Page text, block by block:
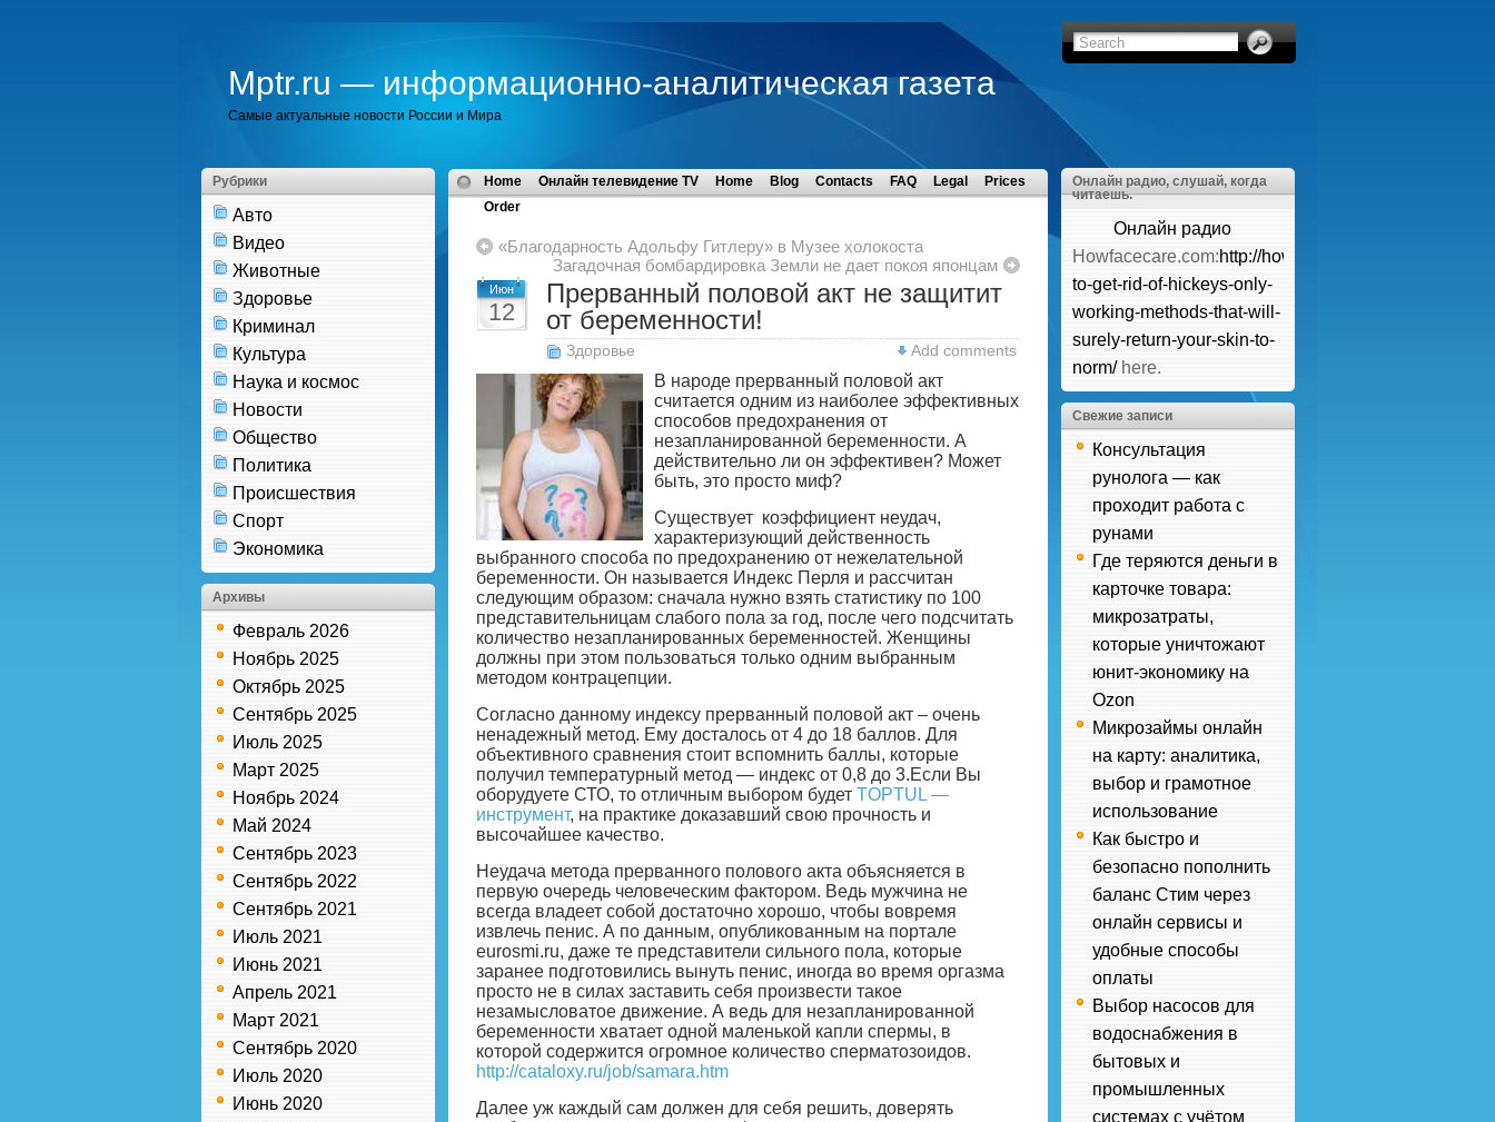
Mptr.ru — информационно-аналитическая газета
Самые актуальные новости России и Мира
Рубрики
Авто
Видео
Животные
Здоровье
Криминал
Культура
Наука и космос
Новости
Общество
Политика
Происшествия
Спорт
Экономика
Архивы
Февраль 2026
Ноябрь 2025
Октябрь 2025
Сентябрь 2025
Июль 2025
Март 2025
Ноябрь 2024
Май 2024
Сентябрь 2023
Сентябрь 2022
Сентябрь 2021
Июль 2021
Июнь 2021
Апрель 2021
Март 2021
Сентябрь 2020
Июль 2020
Июнь 2020
Home Онлайн телевидение TV Home Blog Contacts FAQ Legal
Prices
Order
«Благодарность Адольфу Гитлеру» в Музее холокоста
Загадочная бомбардировка Земли не дает покоя японцам
Июн
12
Прерванный половой акт не защитит
от беременности!
Здоровье Add comments
В народе прерванный половой акт
считается одним из наиболее эффективных
способов предохранения от
незапланированной беременности. А
действительно ли он эффективен? Может
быть, это просто миф?
Существует коэффициент неудач,
характеризующий действенность
выбранного способа по предохранению от нежелательной
беременности. Он называется Индекс Перля и рассчитан
следующим образом: сначала нужно взять статистику по 100
представительницам слабого пола за год, после чего подсчитать
количество незапланированных беременностей. Женщины
должны при этом пользоваться только одним выбранным
методом контрацепции.
Согласно данному индексу прерванный половой акт – очень
ненадежный метод. Ему досталось от 4 до 18 баллов. Для
объективного сравнения стоит вспомнить баллы, которые
получил температурный метод — индекс от 0,8 до 3.Если Вы
оборудуете СТО, то отличным выбором будет TOPTUL —
инструмент, на практике доказавший свою прочность и
высочайшее качество.
Неудача метода прерванного полового акта объясняется в
первую очередь человеческим фактором. Ведь мужчина не
всегда владеет собой достаточно хорошо, чтобы вовремя
извлечь пенис. А по данным, опубликованным на портале
eurosmi.ru, даже те представители сильного пола, которые
заранее подготовились вынуть пенис, иногда во время оргазма
просто не в силах заставить себя произвести такое
незамысловатое движение. А ведь для незапланированной
беременности хватает одной маленькой капли спермы, в
которой содержится огромное количество сперматозоидов.
http://cataloxy.ru/job/samara.htm
Далее уж каждый сам должен для себя решить, доверять
Онлайн радио, слушай, когда
читаешь.
Онлайн радио
Howfacecare.com:http://howfacecare.com/how-
to-get-rid-of-hickeys-only-
working-methods-that-will-
surely-return-your-skin-to-
norm/here.
Свежие записи
Консультация
рунолога — как
проходит работа с
рунами
Где теряются деньги в
карточке товара:
микрозатраты,
которые уничтожают
юнит-экономику на
Ozon
Микрозаймы онлайн
на карту: аналитика,
выбор и грамотное
использование
Как быстро и
безопасно пополнить
баланс Стим через
онлайн сервисы и
удобные способы
оплаты
Выбор насосов для
водоснабжения в
бытовых и
промышленных
системах с учётом